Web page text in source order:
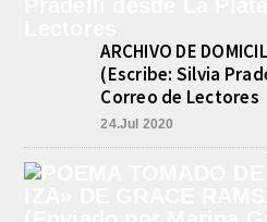
ARCHIVO DE
(Escribe: Silvia
Correo de Lectores
24.Jul 2020